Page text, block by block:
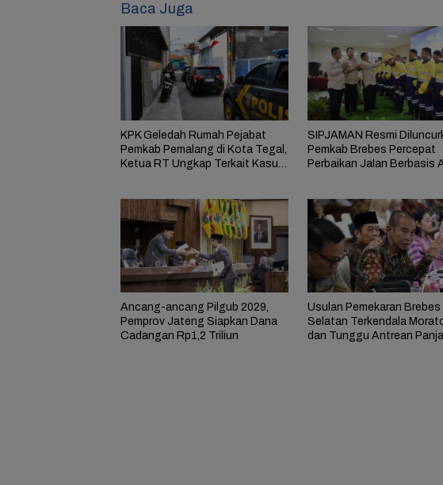
Baca Juga
KPK Geledah Rumah Pejabat
Pemkab Pemalang di Kota Tegal,
Ketua RT Ungkap Terkait Kasus
SIPJAMAN Resmi
Pemkab Brebes Percepat
Perbaikan Jalan Berbasis
Ancang-ancang Pilgub 2029,
Pemprov Jateng Siapkan Dana
Cadangan Rp1,2 Triliun
Usulan Pemekaran Brebes
Selatan Terkendala
dan Tunggu Antrean